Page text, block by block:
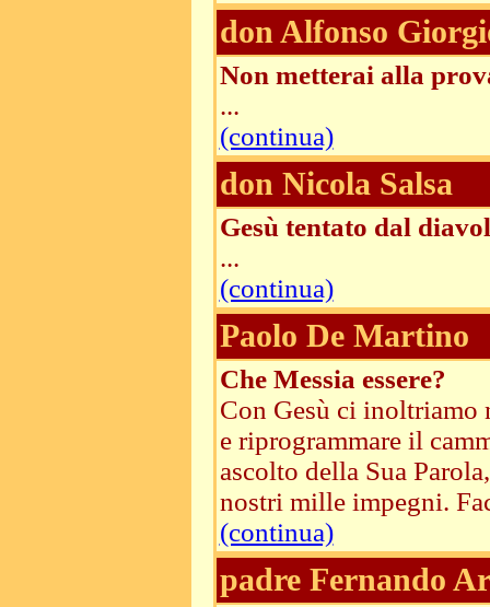
don Alfonso
Non metterai alla
...
(continua)
don Nicola Salsa
Gesù tentato dal
...
(continua)
Paolo De Martino
Che Messia essere?
Con Gesù ci inoltriamo
e riprogrammare il
ascolto della Sua
nostri mille impegni.
(continua)
padre Fernando